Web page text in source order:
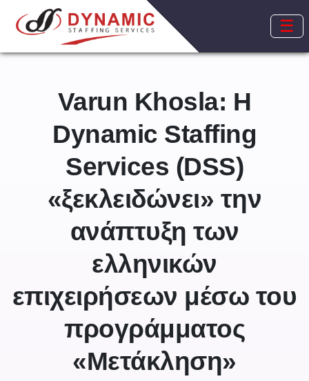
☰
Varun Khosla: Η
Dynamic Staffing
Services (DSS)
«ξεκλειδώνει» την
ανάπτυξη των
ελληνικών
επιχειρήσεων μέσω του
προγράμματος
«Μετάκληση»